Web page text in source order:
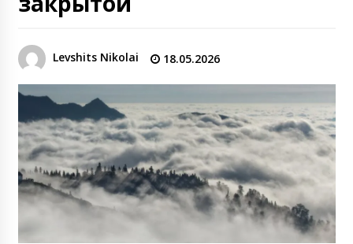
Levshits Nikolai 18.05.2026